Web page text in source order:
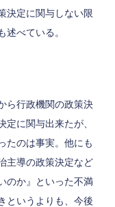
決定に関与しない限
べている。
ら行政機関の政策決
に関与出来たが、
たのは事実。他にも
主導の政策決定など
のか』といった不満
というよりも、今後